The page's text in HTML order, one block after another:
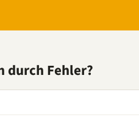
durch Fehler?